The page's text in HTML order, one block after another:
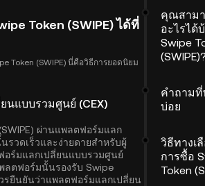
Token (SWIPE) ได้ที่
Token (SWIPE) นี่คือวิธีการยอดนิยม
นแบบรวมศูนย์ (CEX)
ผ่านแพลตฟอร์มแลก
รวดเร็วและง่ายดายสำหรับผู้
อร์มแลกเปลี่ยนแบบรวมศูนย์
ลตฟอร์มนั้นรองรับ Swipe
รยืนยันว่าแพลตฟอร์มแลกเปลี่ยน
คุณสาม
อะไรได้
Swipe
คำถาม
บ่อย
วิธีทางเ
การซื้อ
Token